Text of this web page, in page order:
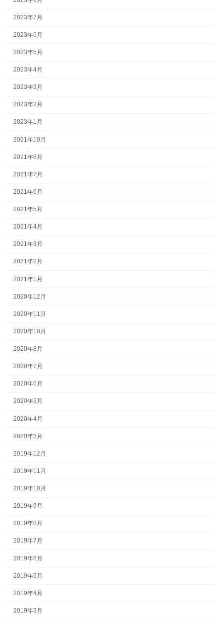
2023年7月
2023年6月
2023年5月
2023年4月
2023年3月
2023年2月
2023年1月
2021年10月
2021年8月
2021年7月
2021年6月
2021年5月
2021年4月
2021年3月
2021年2月
2021年1月
2020年12月
2020年11月
2020年10月
2020年8月
2020年7月
2020年6月
2020年5月
2020年4月
2020年3月
2019年12月
2019年11月
2019年10月
2019年9月
2019年8月
2019年7月
2019年6月
2019年5月
2019年4月
2019年3月